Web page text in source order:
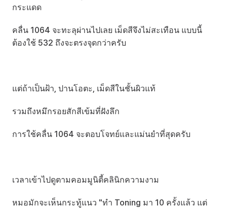
กระแดด
คลื่น 1064 จะทะลุผ่านไปเลย เม็ดสีจึงไม่สะเทือน แบบนี้
ต้องใช้ 532 ถึงจะตรงจุดกว่าครับ
แต่ถ้าเป็นฝ้า, ปานโอตะ, เม็ดสีในชั้นผิวแท้
รวมถึงหมึกรอยสักสีเข้มที่ฝังลึก
การใช้คลื่น 1064 จะตอบโจทย์และแม่นยำที่สุดครับ
เวลาเข้าไปดูตามคอมมูนิตี้คลินิกความงาม
หมอมักจะเห็นกระทู้แนว "ทำ Toning มา 10 ครั้งแล้ว แต่